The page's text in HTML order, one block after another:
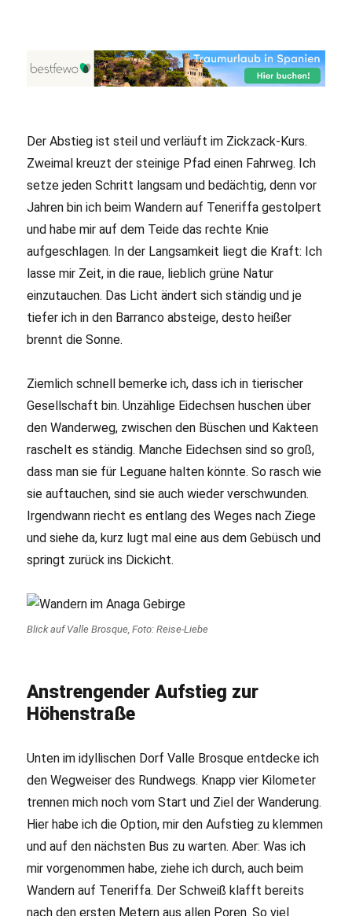
Der Abstieg ist steil und verläuft im Zickzack-Kurs.
Zweimal kreuzt der steinige Pfad einen Fahrweg. Ich
setze jeden Schritt langsam und bedächtig, denn vor
Jahren bin ich beim Wandern auf Teneriffa gestolpert
und habe mir auf dem Teide das rechte Knie
aufgeschlagen. In der Langsamkeit liegt die Kraft: Ich
lasse mir Zeit, in die raue, lieblich grüne Natur
einzutauchen. Das Licht ändert sich ständig und je
tiefer ich in den Barranco absteige, desto heißer
brennt die Sonne.
Ziemlich schnell bemerke ich, dass ich in tierischer
Gesellschaft bin. Unzählige Eidechsen huschen über
den Wanderweg, zwischen den Büschen und Kakteen
raschelt es ständig. Manche Eidechsen sind so groß,
dass man sie für Leguane halten könnte. So rasch wie
sie auftauchen, sind sie auch wieder verschwunden.
Irgendwann riecht es entlang des Weges nach Ziege
und siehe da, kurz lugt mal eine aus dem Gebüsch und
springt zurück ins Dickicht.
Blick auf Valle Brosque, Foto: Reise-Liebe
Anstrengender Aufstieg zur
Höhenstraße
Unten im idyllischen Dorf Valle Brosque entdecke ich
den Wegweiser des Rundwegs. Knapp vier Kilometer
trennen mich noch vom Start und Ziel der Wanderung.
Hier habe ich die Option, mir den Aufstieg zu klemmen
und auf den nächsten Bus zu warten. Aber: Was ich
mir vorgenommen habe, ziehe ich durch, auch beim
Wandern auf Teneriffa. Der Schweiß klafft bereits
nach den ersten Metern aus allen Poren. So viel